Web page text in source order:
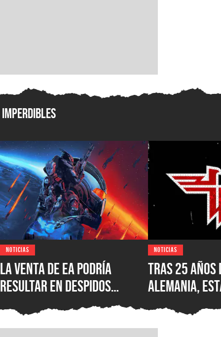
Imperdibles
NOTICIAS
La venta de EA podría
resultar en despidos
masivos y la venta de
estudios como BioWare,
NOTICIAS
Tras 25 años
Alemania,
disponible